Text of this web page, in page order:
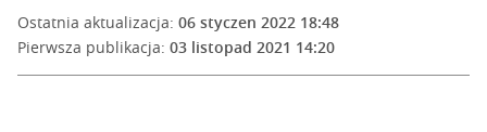
Ostatnia aktualizacja: 06 styczen 2022 18:48
Pierwsza publikacja: 03 listopad 2021 14:20